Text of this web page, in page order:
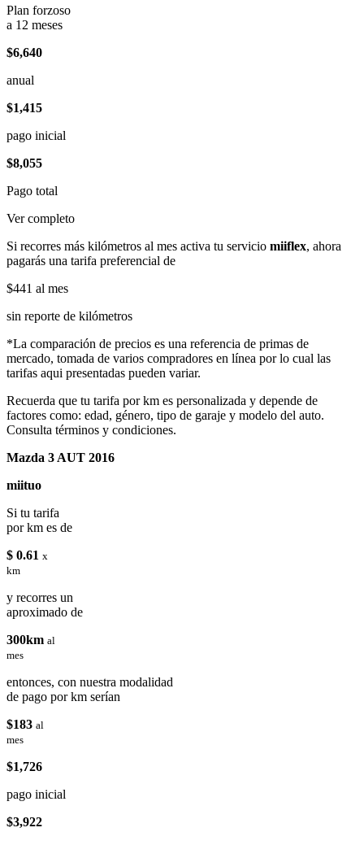
Plan forzoso
a 12 meses
$6,640
anual
$1,415
pago inicial
$8,055
Pago total
Ver completo
Si recorres más kilómetros al mes activa tu servicio miiflex, ahora
pagarás una tarifa preferencial de
$441 al mes
sin reporte de kilómetros
*La comparación de precios es una referencia de primas de
mercado, tomada de varios compradores en línea por lo cual las
tarifas aqui presentadas pueden variar.
Recuerda que tu tarifa por km es personalizada y depende de
factores como: edad, género, tipo de garaje y modelo del auto.
Consulta términos y condiciones.
Mazda 3 AUT 2016
miituo
Si tu tarifa
por km es de
$ 0.61 x
km
y recorres un
aproximado de
300km al
mes
entonces, con nuestra modalidad
de pago por km serían
$183 al
mes
$1,726
pago inicial
$3,922